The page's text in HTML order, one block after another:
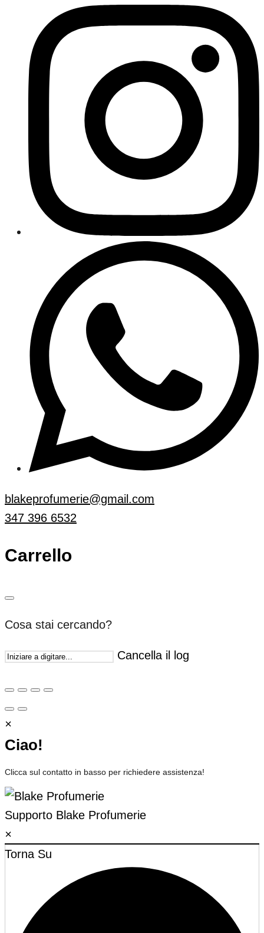
blakeprofumerie@gmail.com
347 396 6532
Carrello
Cosa stai cercando?
Cancella il log
×
Ciao!
Clicca sul contatto in basso per richiedere assistenza!
Supporto Blake Profumerie
×
Torna Su